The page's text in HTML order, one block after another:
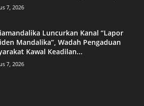
7, 2026
Luncurkan Kanal “Lapor
Mandalika”, Wadah Pengaduan
Kawal Keadilan...
7, 2026